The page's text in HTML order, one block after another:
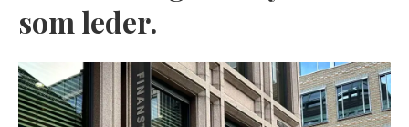
som leder.